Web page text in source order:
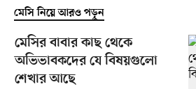
মেসি নিয়ে আরও পড়ুন
মেসির বাবার কাছ থেকে
অভিভাবকদের যে বিষয়গুলো
শেখার আছে